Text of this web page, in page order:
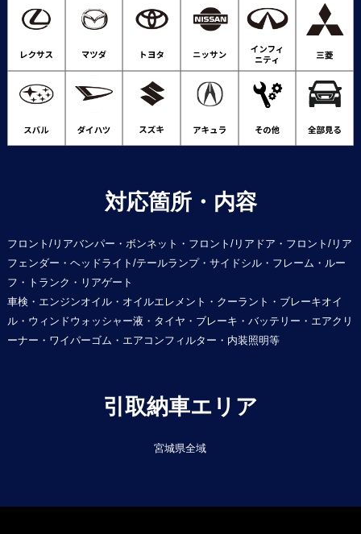
対応箇所・内容
フロント/リアバンパー・ボンネット・フロント/リアドア・フロント/リア
フェンダー・ヘッドライト/テールランプ・サイドシル・フレーム・ルー
フ・トランク・リアゲート
車検・エンジンオイル・オイルエレメント・クーラント・ブレーキオイ
ル・ウィンドウォッシャー液・タイヤ・ブレーキ・バッテリー・エアクリ
ーナー・ワイパーゴム・エアコンフィルター・内装照明等
引取納車エリア
宮城県全域